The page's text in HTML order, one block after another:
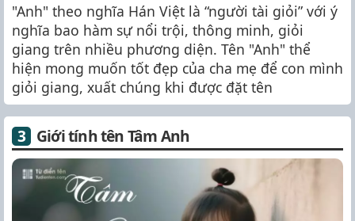
"Anh" theo nghĩa Hán Việt là “người tài giỏi” với ý
nghĩa bao hàm sự nổi trội, thông minh, giỏi
giang trên nhiều phương diện. Tên "Anh" thể
hiện mong muốn tốt đẹp của cha mẹ để con mình
giỏi giang, xuất chúng khi được đặt tên
Giới tính tên Tâm Anh